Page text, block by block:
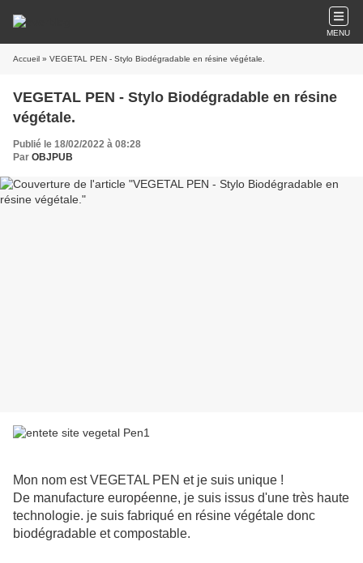
MENU
Accueil » VEGETAL PEN - Stylo Biodégradable en résine végétale.
VEGETAL PEN - Stylo Biodégradable en résine
végétale.
Publié le 18/02/2022 à 08:28
Par OBJPUB
Mon nom est VEGETAL PEN et je suis unique !
De manufacture européenne, je suis issus d'une très haute
technologie. je suis fabriqué en résine végétale donc
biodégradable et compostable.